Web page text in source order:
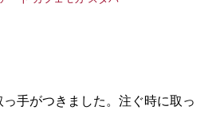
手がつきました。注ぐ時に取っ